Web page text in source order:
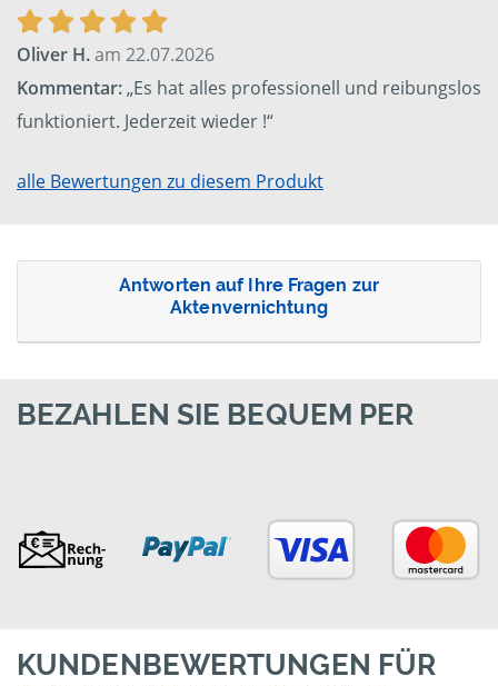
Oliver H.am 22.07.2026
Kommentar:„Es hat alles professionell und reibungslos
funktioniert. Jederzeit wieder !“
alle Bewertungen zu diesem Produkt
Antworten auf Ihre Fragen zur
Aktenvernichtung
BEZAHLEN SIE BEQUEM PER
KUNDENBEWERTUNGEN FÜR